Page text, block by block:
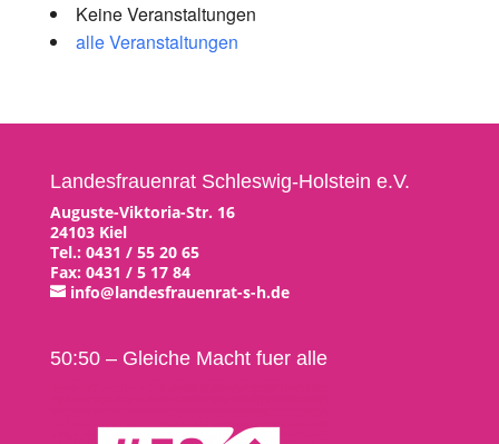
Keine Veranstaltungen
alle Veranstaltungen
Landesfrauenrat Schleswig-Holstein e.V.
Auguste-Viktoria-Str. 16
24103 Kiel
Tel.: 0431 / 55 20 65
Fax: 0431 / 5 17 84
info@landesfrauenrat-s-h.de
50:50 – Gleiche Macht fuer alle